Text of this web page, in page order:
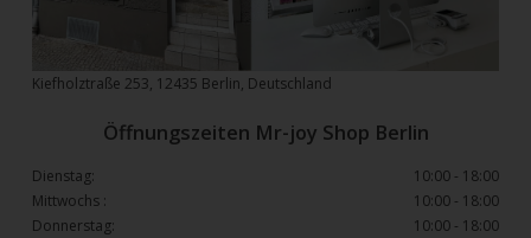
Kiefholztraße 253, 12435 Berlin, Deutschland
Öffnungszeiten Mr-joy Shop Berlin
Dienstag:
10:00 - 18:00
Mittwochs :
10:00 - 18:00
Donnerstag:
10:00 - 18:00